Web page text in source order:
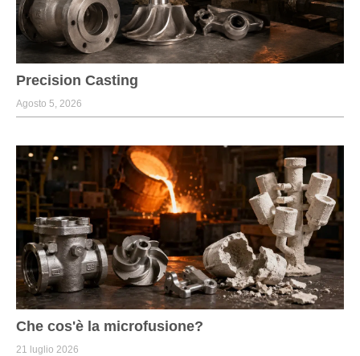
Precision Casting
Agosto 5, 2026
Che cos'è la microfusione?
21 luglio 2026